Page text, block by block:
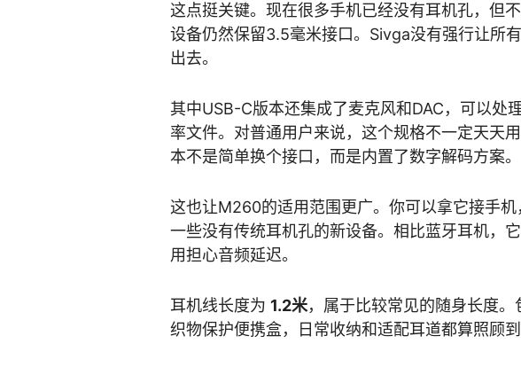
这点挺关键。现在很多手机已经没有耳机孔，但
设备仍然保留3.5毫米接口。Sivga没有强行让所
出去。
其中USB-C版本还集成了麦克风和DAC，可以处
率文件。对普通用户来说，这个规格不一定天天
本不是简单换个接口，而是内置了数字解码方案。
这也让M260的适用范围更广。你可以拿它接手
一些没有传统耳机孔的新设备。相比蓝牙耳机，
用担心音频延迟。
耳机线长度为 1.2米，属于比较常见的随身长度
织物保护便携盒，日常收纳和适配耳道都算照顾到